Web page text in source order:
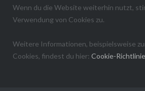
Wenn du die Website weiterhin nutzt,
Verwendung von Cookies zu.
Weitere Informationen, beispielsweise
Cookies, findest du hier: Cookie-Richtlinie